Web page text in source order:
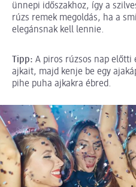
ünnepi időszakhoz, így a
rúzs remek megoldás, ha a
elegánsnak kell lennie.
Tipp: A piros rúzsos nap előtti
ajkait, majd kenje be egy
pihe puha ajkakra ébred.